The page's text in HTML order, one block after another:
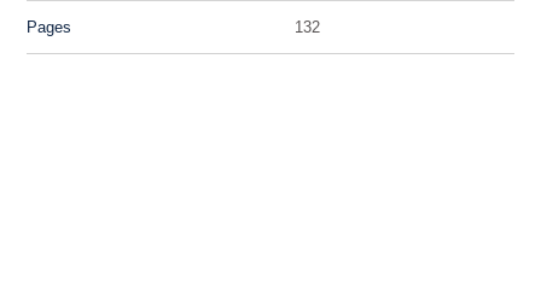
Pages 132